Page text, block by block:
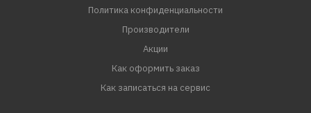
Политика конфиденциальности
Производители
Акции
Как оформить заказ
Как записаться на сервис